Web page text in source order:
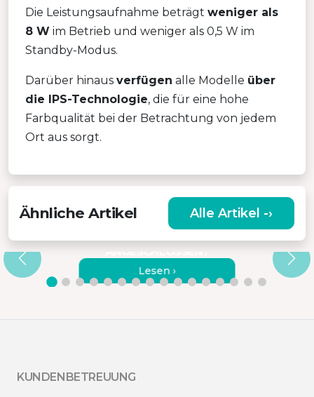
Die Leistungsaufnahme beträgt weniger als
8 W im Betrieb und weniger als 0,5 W im
Standby-Modus.
Darüber hinaus verfügen alle Modelle über
die IPS-Technologie, die für eine hohe
Farbqualität bei der Betrachtung von jedem
Ort aus sorgt.
Ähnliche Artikel Alle Artikel -›
DER PORTABLE MONITOR VON
MISURA – WIE WIRD ER
ANGESCHLOSSEN?
Lesen ›
KUNDENBETREUUNG